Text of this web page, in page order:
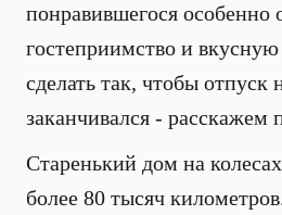
понравившегося особенно
гостеприимство и
сделать так, чтобы отпуск
заканчивался - расскажем
Старенький дом на
более 80 тысяч